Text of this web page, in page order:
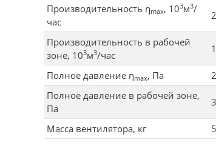
Производительность ηmax, 103м3/
час
Производительность в рабочей
зоне, 103м3/час
Полное давление ηmax, Па
Полное давление в рабочей зоне,
Па
Масса вентилятора, кг